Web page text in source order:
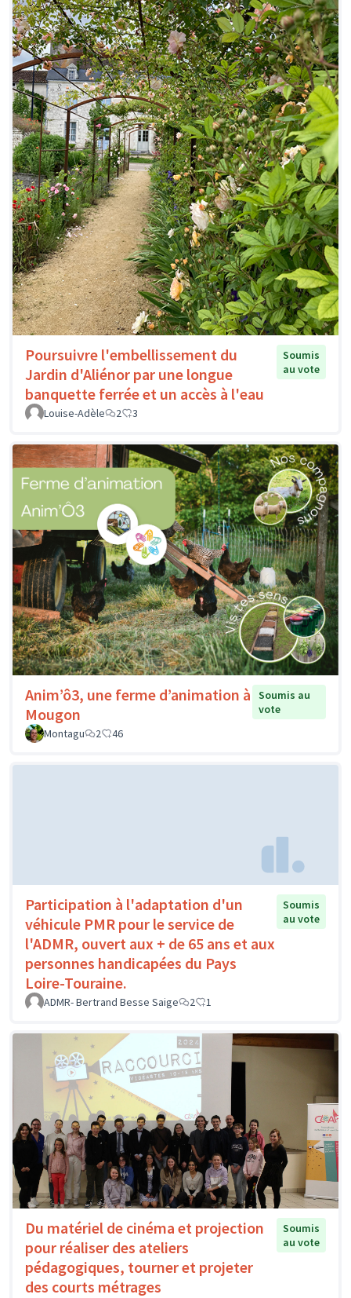
Poursuivre l'embellissement du
Jardin d'Aliénor par une longue
banquette ferrée et un accès à l'eau
Soumis
au vote
Louise-Adèle 2 3
Anim’ô3, une ferme d’animation à
Mougon
Soumis au
vote
Montagu
2 46
Participation à l'adaptation d'un
véhicule PMR pour le service de
l'ADMR, ouvert aux + de 65 ans et aux
personnes handicapées du Pays
Loire-Touraine.
Soumis
au vote
ADMR- Bertrand Besse Saige 2 1
Du matériel de cinéma et projection
pour réaliser des ateliers
pédagogiques, tourner et projeter
des courts métrages
Soumis
au vote